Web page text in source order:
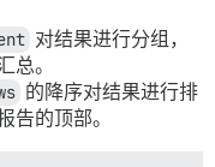
对结果进行分组，
总。
的降序对结果进行排
告的顶部。